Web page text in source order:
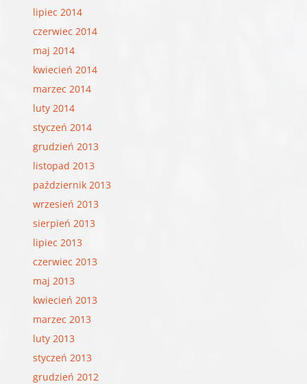
lipiec 2014
czerwiec 2014
maj 2014
kwiecień 2014
marzec 2014
luty 2014
styczeń 2014
grudzień 2013
listopad 2013
październik 2013
wrzesień 2013
sierpień 2013
lipiec 2013
czerwiec 2013
maj 2013
kwiecień 2013
marzec 2013
luty 2013
styczeń 2013
grudzień 2012